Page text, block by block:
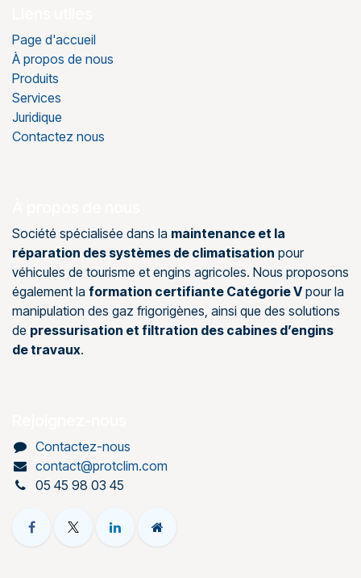
Page d'accueil
À propos de nous
Produits
Services
Juridique
Contactez nous
Société spécialisée dans la maintenance et la
réparation des systèmes de climatisation pour
véhicules de tourisme et engins agricoles. Nous proposons
également la formation certifiante Catégorie Vpour la
manipulation des gaz frigorigènes, ainsi que des solutions
de pressurisation et filtration des cabines d’engins
de travaux.
Contactez-nous
contact@protclim.com
05 45 98 03 45